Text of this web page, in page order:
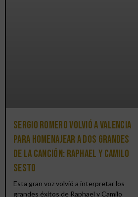
Sergio Romero volvió a Valencia
para homenajear a dos grandes
de la canción: Raphael y Camilo
Sesto
Esta gran voz volvió a interpretar los
grandes éxitos de Raphael y Camilo